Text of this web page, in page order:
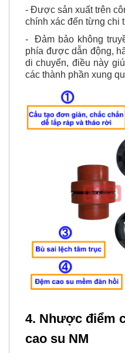
- Được sản xuất trên
chính xác đến từng chi
- Đảm bảo không
phía được dẫn động,
di chuyển, điều này
các thành phần xung
4. Nhược điểm
cao su NM